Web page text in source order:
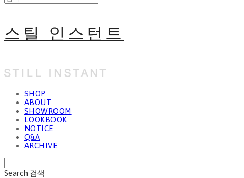
스틸 인스턴트
SHOP
ABOUT
SHOWROOM
LOOKBOOK
NOTICE
Q&A
ARCHIVE
Search 검색